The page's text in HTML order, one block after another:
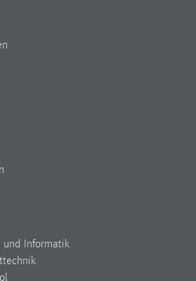
und Informatik
zu können, werden von diesen
gesetzt.